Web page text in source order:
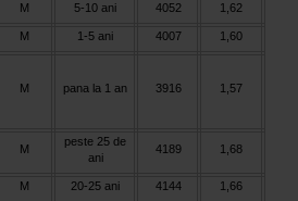
M 5-10 ani 4052 1,62
M 1-5 ani 4007 1,60
M pana la 1 an 3916 1,57
M
peste 25 de
ani
4189 1,68
M 20-25 ani 4144 1,66